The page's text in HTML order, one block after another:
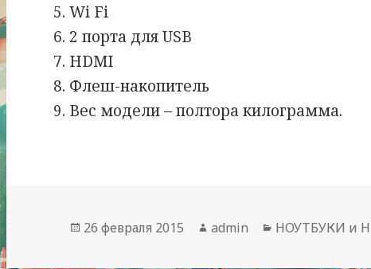
Wi Fi
2 порта для USB
HDMI
Флеш-накопитель
Вес модели – полтора килограмма.
Опубликовано
26 февраля 2015 Автор
admin Рубрики
НОУТБУКИ и